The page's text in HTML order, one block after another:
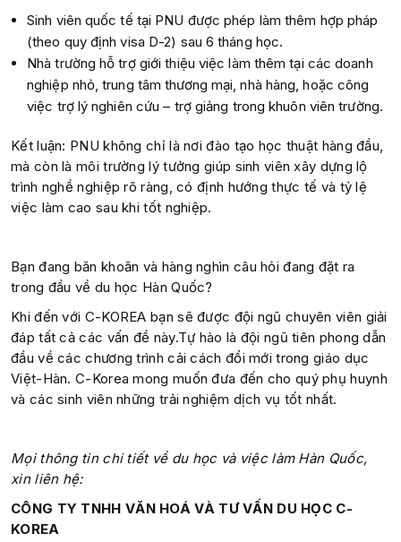
Sinh viên quốc tế tại PNU được phép làm thêm hợp pháp
(theo quy định visa D-2) sau 6 tháng học.
Nhà trường hỗ trợ giới thiệu việc làm thêm tại các doanh
nghiệp nhỏ, trung tâm thương mại, nhà hàng, hoặc công
việc trợ lý nghiên cứu – trợ giảng trong khuôn viên trường.
Kết luận: PNU không chỉ là nơi đào tạo học thuật hàng đầu,
mà còn là môi trường lý tưởng giúp sinh viên xây dựng lộ
trình nghề nghiệp rõ ràng, có định hướng thực tế và tỷ lệ
việc làm cao sau khi tốt nghiệp.
Bạn đang băn khoăn và hàng nghìn câu hỏi đang đặt ra
trong đầu về du học Hàn Quốc?
Khi đến với C-KOREA bạn sẽ được đội ngũ chuyên viên giải
đáp tất cả các vấn đề này.Tự hào là đội ngũ tiên phong dẫn
đầu về các chương trình cải cách đổi mới trong giáo dục
Việt-Hàn. C-Korea mong muốn đưa đến cho quý phụ huynh
và các sinh viên những trải nghiệm dịch vụ tốt nhất.
Mọi thông tin chi tiết về du học và việc làm Hàn Quốc,
xin liên hệ:
CÔNG TY TNHH VĂN HOÁ VÀ TƯ VẤN DU HỌC C-
KOREA